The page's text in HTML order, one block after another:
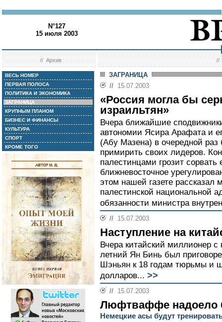
N°127
15 июля 2003
//Архив //
ВЕСЬ НОМЕР
ПЕРВАЯ ПОЛОСА
ПОЛИТИКА И ЭКОНОМИКА
ЗАГРАНИЦА
КРУПНЫМ ПЛАНОМ
БИЗНЕС И ФИНАНСЫ
КУЛЬТУРА
СПОРТ
КРОМЕ ТОГО
ЗАГРАНИЦА
// 15.07.2003
«Россия могла бы
израильтян»
Вчера ближайшие
автономии Ясира Арафата и
(Абу Мазена) в очередной
примирить своих лидеров.
палестинцами грозит
ближневосточное
этом нашей газете рассказал
палестинской национальной
обязанности министра
// 15.07.2003
Наступление на
Вчера китайский миллионер
летний Ян Бинь был
Шэньян к 18 годам тюрьмы и
долларов... >>
// 15.07.2003
Люфтваффе надоело
Немецкие асы будут